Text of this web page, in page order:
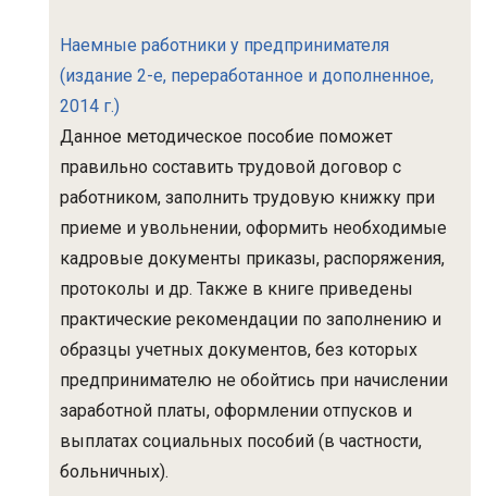
Наемные работники у предпринимателя
(издание 2-е, переработанное и дополненное,
2014 г.)
Данное методическое пособие поможет
правильно составить трудовой договор с
работником, заполнить трудовую книжку при
приеме и увольнении, оформить необходимые
кадровые документы приказы, распоряжения,
протоколы и др. Также в книге приведены
практические рекомендации по заполнению и
образцы учетных документов, без которых
предпринимателю не обойтись при начислении
заработной платы, оформлении отпусков и
выплатах социальных пособий (в частности,
больничных).